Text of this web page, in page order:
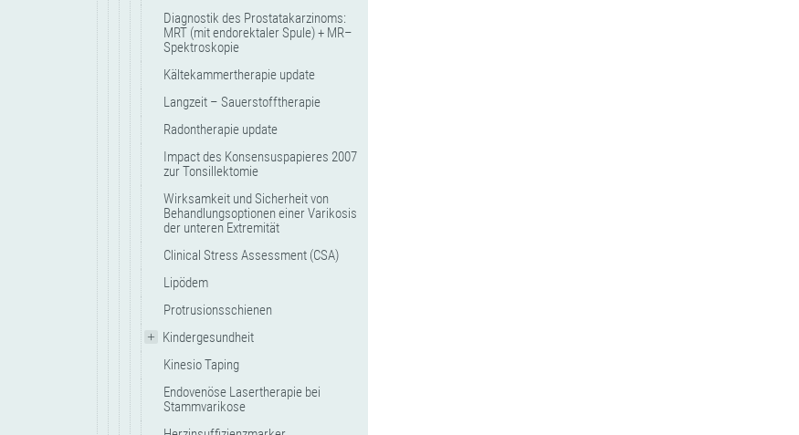
Diagnostik des Prostatakarzinoms:
MRT (mit endorektaler Spule) + MR–
Spektroskopie
Kältekammertherapie update
Langzeit – Sauerstofftherapie
Radontherapie update
Impact des Konsensuspapieres 2007
zur Tonsillektomie
Wirksamkeit und Sicherheit von
Behandlungsoptionen einer Varikosis
der unteren Extremität
Clinical Stress Assessment (CSA)
Lipödem
Protrusionsschienen
Kindergesundheit
Kinesio Taping
Endovenöse Lasertherapie bei
Stammvarikose